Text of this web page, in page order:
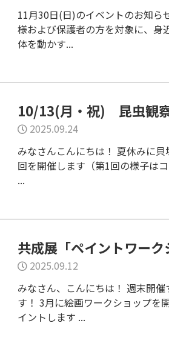
11月30日(日)のイベントのお知ら
様および保護者の方を対象に、身
体を動かす...
10/13(月・祝) 昆虫観
2025.09.24
みなさんこんにちは！ 夏休みに
回を開催します（第1回の様子は
...
共成展「ペイントワー
2025.09.12
みなさん、こんにちは！ 週末開
す！ 3月に絵画ワークショップを
イントします ...